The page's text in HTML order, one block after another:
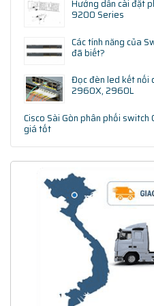
Hướng dẫn cài đặt
9200 Series
Các tính năng của
đã biết?
Đọc đèn led kết nối
2960X, 2960L
Cisco Sài Gòn phân phối
giá tốt